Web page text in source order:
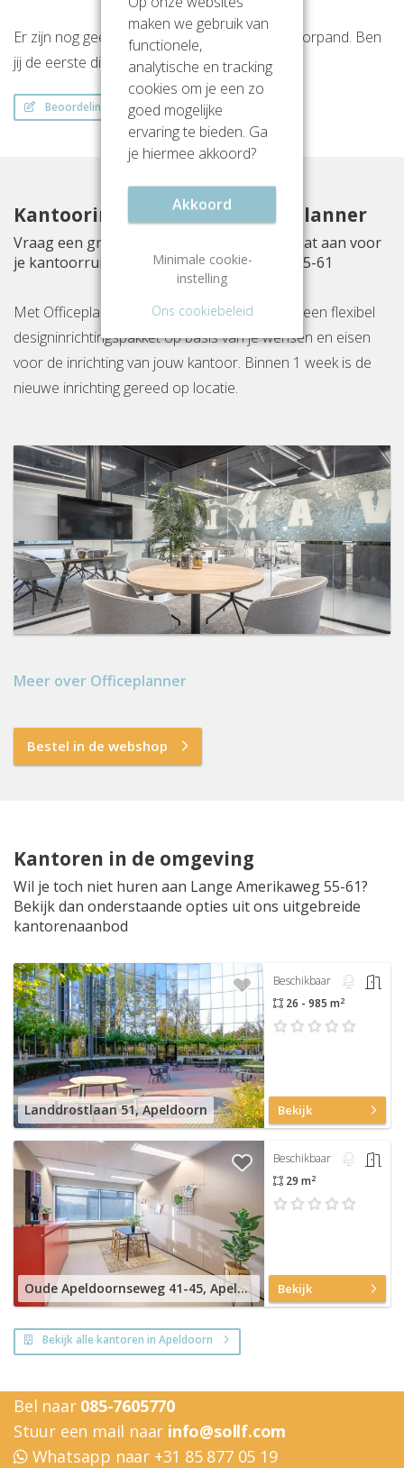
Er zijn nog geen beoordelingen over dit kantoorpand. Ben
jij de eerste die een beoordeling achterlaat?
Beoordeling schrijven
Kantoorinrichting met Officeplanner
Vraag een gratis inrichtingsvoorstel op maat aan voor
je kantoorruimte aan Lange Amerikaweg 55-61
Met Officeplanner huur, huurkoop of koop je een flexibel
designinrichtingspakket op basis van je wensen en eisen
voor de inrichting van jouw kantoor. Binnen 1 week is de
nieuwe inrichting gereed op locatie.
Meer over Officeplanner
Bestel in de webshop
Kantoren in de omgeving
Wil je toch niet huren aan Lange Amerikaweg 55-61?
Bekijk dan onderstaande opties uit ons uitgebreide
kantorenaanbod
Landdrostlaan 51, Apeldoorn
Beschikbaar
26 - 985 m2
Bekijk
Oude Apeldoornseweg 41-45, Apeldoorn
Beschikbaar
29 m2
Bekijk
Bekijk alle kantoren in Apeldoorn
maken we gebruik van
functionele,
analytische en tracking
cookies om je een zo
goed mogelijke
ervaring te bieden. Ga
je hiermee akkoord?
Akkoord
Minimale cookie-
instelling
Ons cookiebeleid
Bel naar 085-7605770
Stuur een mail naar info@sollf.com
Whatsapp naar +31 85 877 05 19